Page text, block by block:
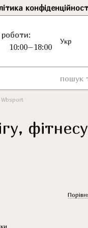
роботи:
10:00–18:00
Укр
фітнесу